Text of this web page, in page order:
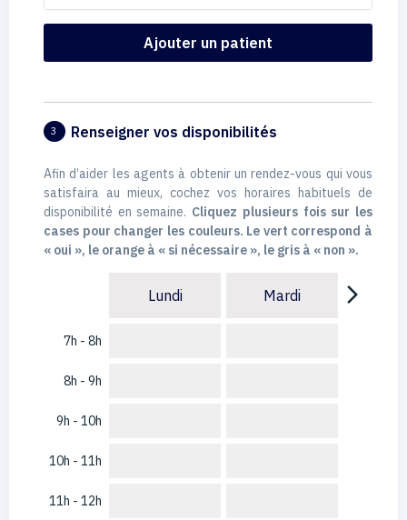
Ajouter un patient
3 Renseigner vos disponibilités
Afin d’aider les agents à obtenir un rendez-vous qui vous
satisfaira au mieux, cochez vos horaires habituels de
disponibilité en semaine. Cliquez plusieurs fois sur les
cases pour changer les couleurs. Le vert correspond à
« oui », le orange à « si nécessaire », le gris à « non ».
7h - 8h
8h - 9h
9h - 10h
10h - 11h
11h - 12h
Lundi Mardi arrow_forward_ios